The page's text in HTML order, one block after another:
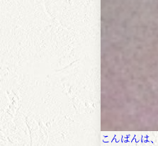
こんばんは